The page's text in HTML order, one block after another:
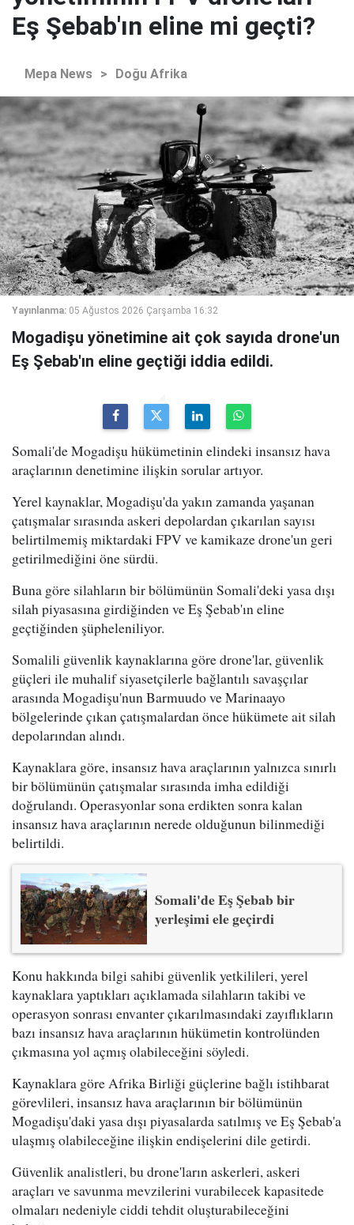
Eş Şebab'ın eline mi geçti?
Mepa News > Doğu Afrika
Yayınlanma: 05 Ağustos 2026 Çarşamba 16:32
Mogadişu yönetimine ait çok sayıda drone'un
Eş Şebab'ın eline geçtiği iddia edildi.
Somali'de Mogadişu hükümetinin elindeki insansız hava
araçlarının denetimine ilişkin sorular artıyor.
Yerel kaynaklar, Mogadişu'da yakın zamanda yaşanan
çatışmalar sırasında askeri depolardan çıkarılan sayısı
belirtilmemiş miktardaki FPV ve kamikaze drone'un geri
getirilmediğini öne sürdü.
Buna göre silahların bir bölümünün Somali'deki yasa dışı
silah piyasasına girdiğinden ve Eş Şebab'ın eline
geçtiğinden şüpheleniliyor.
Somalili güvenlik kaynaklarına göre drone'lar, güvenlik
güçleri ile muhalif siyasetçilerle bağlantılı savaşçılar
arasında Mogadişu'nun Barmuudo ve Marinaayo
bölgelerinde çıkan çatışmalardan önce hükümete ait silah
depolarından alındı.
Kaynaklara göre, insansız hava araçlarının yalnızca sınırlı
bir bölümünün çatışmalar sırasında imha edildiği
doğrulandı. Operasyonlar sona erdikten sonra kalan
insansız hava araçlarının nerede olduğunun bilinmediği
belirtildi.
Somali'de Eş Şebab bir
yerleşimi ele geçirdi
Konu hakkında bilgi sahibi güvenlik yetkilileri, yerel
kaynaklara yaptıkları açıklamada silahların takibi ve
operasyon sonrası envanter çıkarılmasındaki zayıflıkların
bazı insansız hava araçlarının hükümetin kontrolünden
çıkmasına yol açmış olabileceğini söyledi.
Kaynaklara göre Afrika Birliği güçlerine bağlı istihbarat
görevlileri, insansız hava araçlarının bir bölümünün
Mogadişu'daki yasa dışı piyasalarda satılmış ve Eş Şebab'a
ulaşmış olabileceğine ilişkin endişelerini dile getirdi.
Güvenlik analistleri, bu drone'ların askerleri, askeri
araçları ve savunma mevzilerini vurabilecek kapasitede
olmaları nedeniyle ciddi tehdit oluşturabileceğini